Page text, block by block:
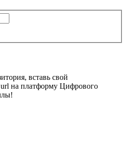
вставь свой
на платформу Цифрового